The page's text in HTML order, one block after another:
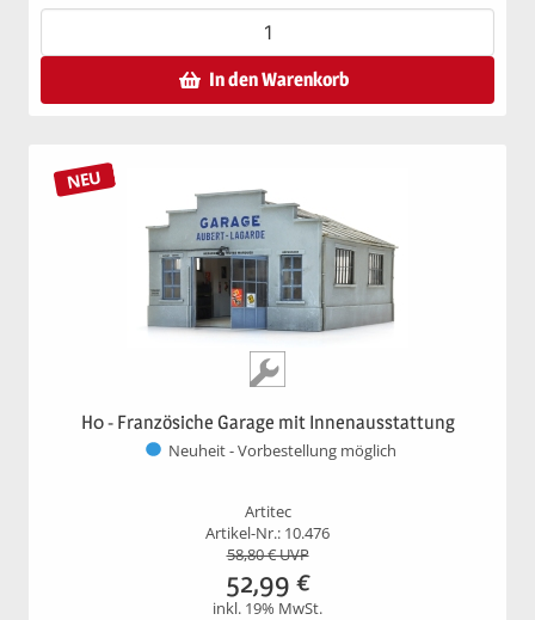
In den Warenkorb
NEU
H0 - Französiche Garage mit Innenausstattung
Neuheit - Vorbestellung möglich
Artitec
Artikel-Nr.: 10.476
58,80€ UVP
52,99 €
inkl. 19% MwSt.